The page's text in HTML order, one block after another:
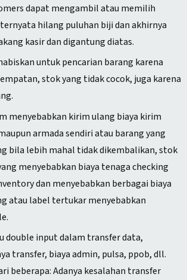
dapat mengambil atau memilih
hilang puluhan biji dan akhirnya
kasir dan digantung diatas.
untuk pencarian barang karena
stok yang tidak cocok, juga karena
menyebabkan kirim ulang biaya kirim
armada sendiri atau barang yang
bila lebih mahal tidak dikembalikan, stok
menyebabkan biaya tenaga checking
dan menyebabkan berbagai biaya
atau label tertukar menyebabkan
double input dalam transfer data,
transfer, biaya admin, pulsa, ppob, dll.
beberapa: Adanya kesalahan transfer